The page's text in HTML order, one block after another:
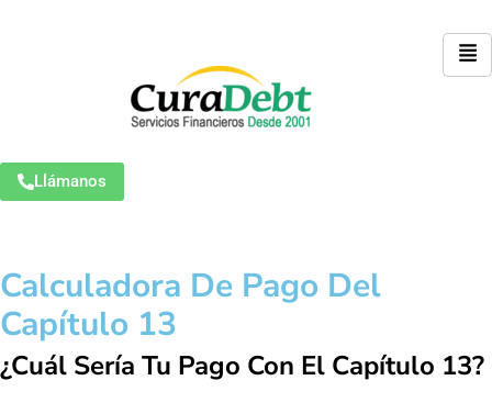
Llámanos
Calculadora De Pago Del
Capítulo 13
¿Cuál Sería Tu Pago Con El Capítulo 13?